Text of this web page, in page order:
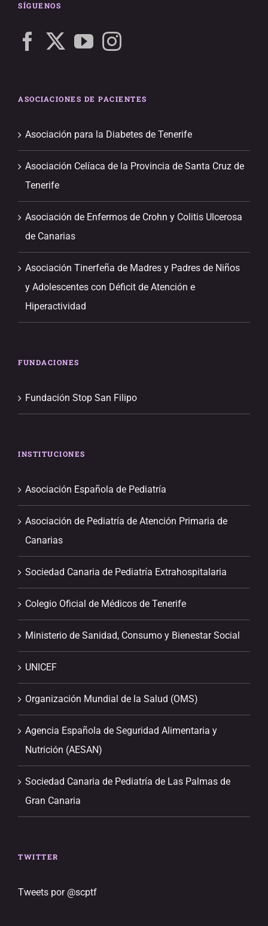
SÍGUENOS
ASOCIACIONES DE PACIENTES
Asociación para la Diabetes de Tenerife
Asociación Celíaca de la Provincia de Santa Cruz de
Tenerife
Asociación de Enfermos de Crohn y Colitis Ulcerosa
de Canarias
Asociación Tinerfeña de Madres y Padres de Niños
y Adolescentes con Déficit de Atención e
Hiperactividad
FUNDACIONES
Fundación Stop San Filipo
INSTITUCIONES
Asociación Española de Pediatría
Asociación de Pediatría de Atención Primaria de
Canarias
Sociedad Canaria de Pediatría Extrahospitalaria
Colegio Oficial de Médicos de Tenerife
Ministerio de Sanidad, Consumo y Bienestar Social
UNICEF
Organización Mundial de la Salud (OMS)
Agencia Española de Seguridad Alimentaria y
Nutrición (AESAN)
Sociedad Canaria de Pediatría de Las Palmas de
Gran Canaria
TWITTER
Tweets por @scptf